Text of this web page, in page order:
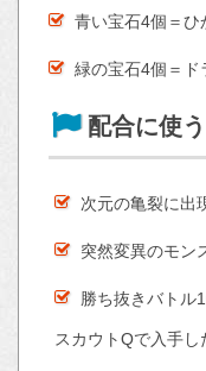
青い宝石4個＝ひ
緑の宝石4個＝ド
配合に使
次元の亀裂に出
突然変異のモン
勝ち抜きバトル
スカウトQで入手